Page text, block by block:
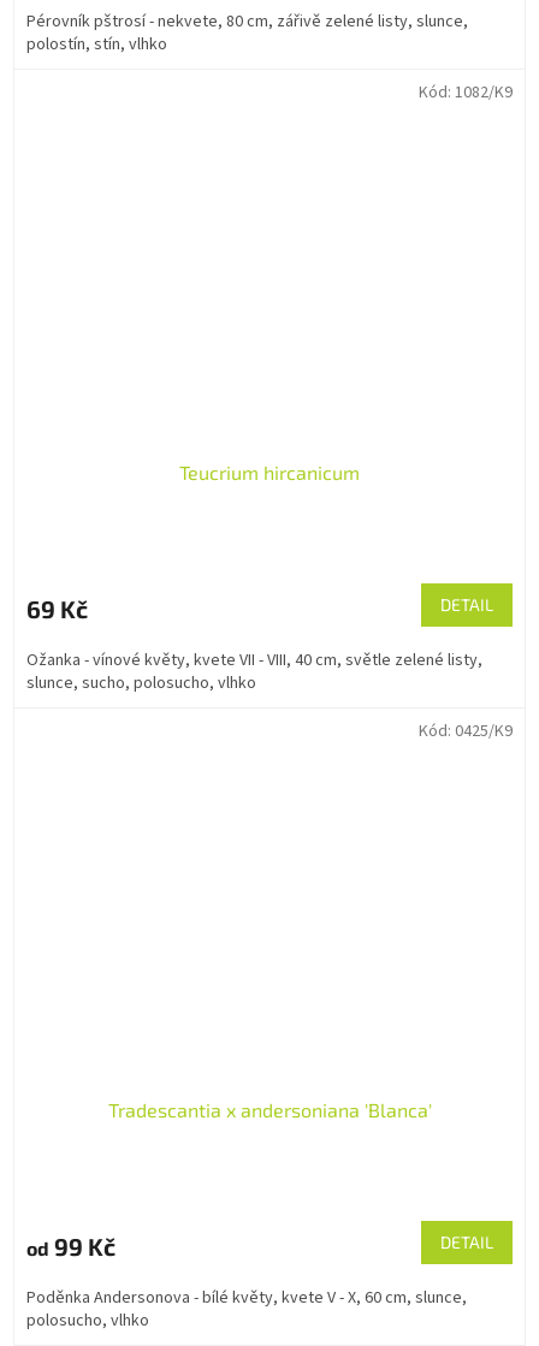
Pérovník pštrosí - nekvete, 80 cm, zářivě zelené listy, slunce,
polostín, stín, vlhko
Teucrium hircanicum
69 Kč DETAIL
Ožanka - vínové květy, kvete VII - VIII, 40 cm, světle zelené listy,
slunce, sucho, polosucho, vlhko
Kód: 1082/K9
Tradescantia x andersoniana 'Blanca'
od 99 Kč DETAIL
Poděnka Andersonova - bílé květy, kvete V - X, 60 cm, slunce,
polosucho, vlhko
Kód: 0425/K9